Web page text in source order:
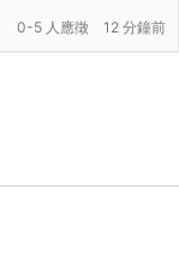
0-5 人應徵 12 分鐘前